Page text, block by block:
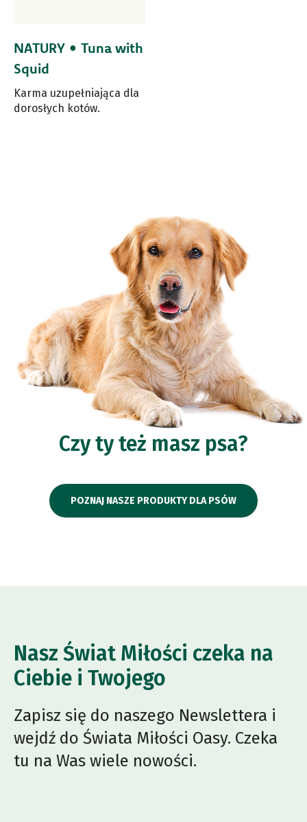
NATURY • Tuna with
Squid
Karma uzupełniająca dla
dorosłych kotów.
Czy ty też masz psa?
POZNAJ NASZE PRODUKTY DLA PSÓW
Nasz Świat Miłości czeka na
Ciebie i Twojego
Zapisz się do naszego Newslettera i
wejdź do Świata Miłości Oasy. Czeka
tu na Was wiele nowości.